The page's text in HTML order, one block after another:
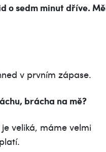
o sedm minut dříve.
v prvním zápase.
brácha na mě?
veliká, máme velmi